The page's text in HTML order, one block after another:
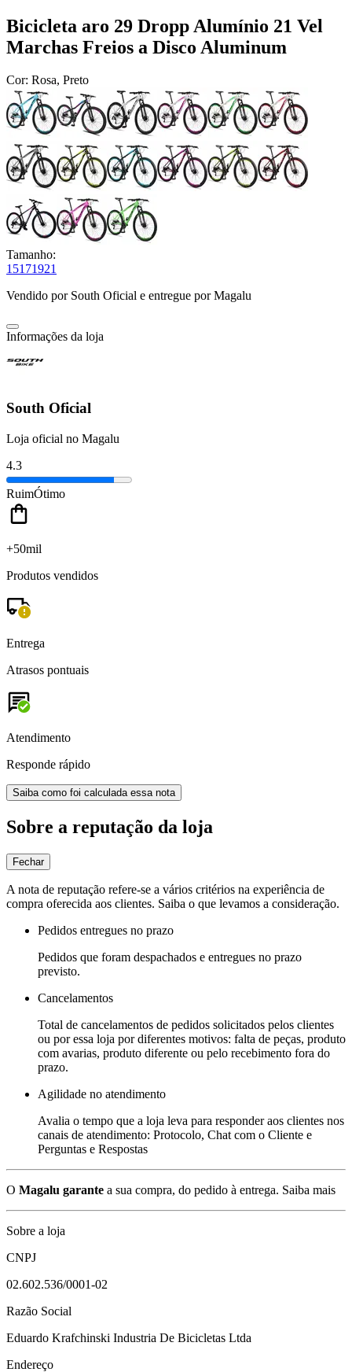
Bicicleta aro 29 Dropp Alumínio 21 Vel
Marchas Freios a Disco Aluminum
Cor: Rosa, Preto
Tamanho:
15171921
Vendido por South Oficial e entregue por Magalu
Informações da loja
South Oficial
Loja oficial no Magalu
4.3
RuimÓtimo
+50mil
Produtos vendidos
Entrega
Atrasos pontuais
Atendimento
Responde rápido
Saiba como foi calculada essa nota
Sobre a reputação da loja
Fechar
A nota de reputação refere-se a vários critérios na experiência de
compra oferecida aos clientes. Saiba o que levamos a consideração.
Pedidos entregues no prazo
Pedidos que foram despachados e entregues no prazo
previsto.
Cancelamentos
Total de cancelamentos de pedidos solicitados pelos clientes
ou por essa loja por diferentes motivos: falta de peças, produto
com avarias, produto diferente ou pelo recebimento fora do
prazo.
Agilidade no atendimento
Avalia o tempo que a loja leva para responder aos clientes nos
canais de atendimento: Protocolo, Chat com o Cliente e
Perguntas e Respostas
O Magalu garante a sua compra, do pedido à entrega. Saiba mais
Sobre a loja
CNPJ
02.602.536/0001-02
Razão Social
Eduardo Krafchinski Industria De Bicicletas Ltda
Endereço